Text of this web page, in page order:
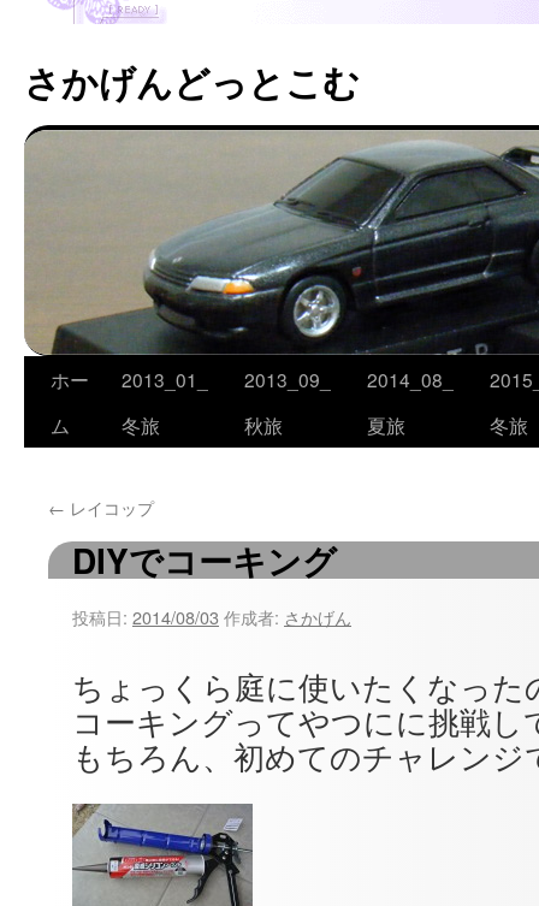
さかげんどっとこむ
コ
ン
ツ
ホー
ム
2013_01_
冬旅
2013_09_
秋旅
2014_08_
夏旅
冬旅
← レイコップ
DIYでコーキング
投稿日: 2014/08/03 作成者: さかげん
ちょっくら庭に使いたくなった
コーキングってやつにに挑戦し
もちろん、初めてのチャレンジ